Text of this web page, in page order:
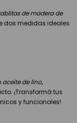
de madera de
dos medidas ideales
de lino,
¡Transformá tus
y funcionales!